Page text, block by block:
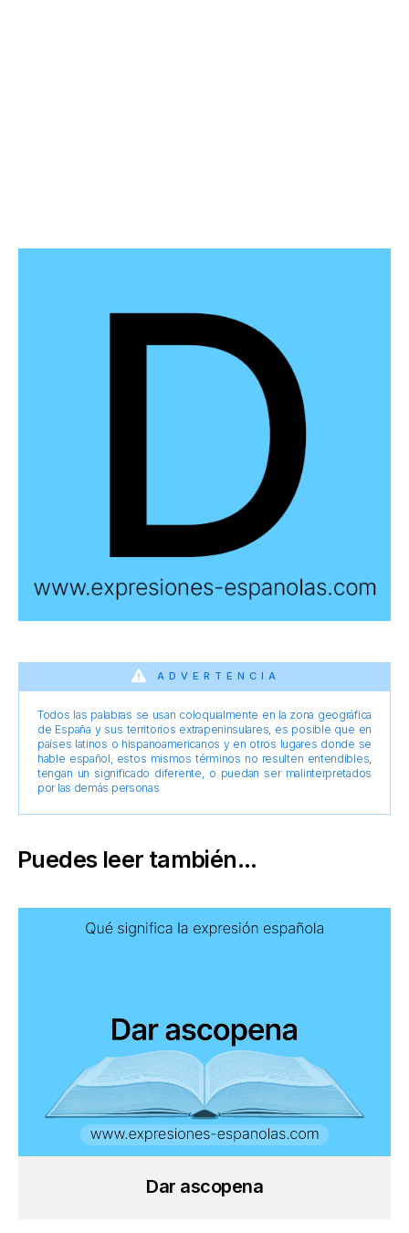
ADVERTENCIA
Todos las palabras se usan coloquialmente en la zona geográfica
de España y sus territorios extrapeninsulares, es posible que en
países latinos o hispanoamericanos y en otros lugares donde se
hable español, estos mismos términos no resulten entendibles,
tengan un significado diferente, o puedan ser malinterpretados
por las demás personas
Puedes leer también...
Dar ascopena